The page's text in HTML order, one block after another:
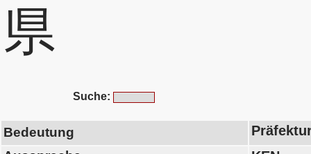
県
Suche:
Bedeutung